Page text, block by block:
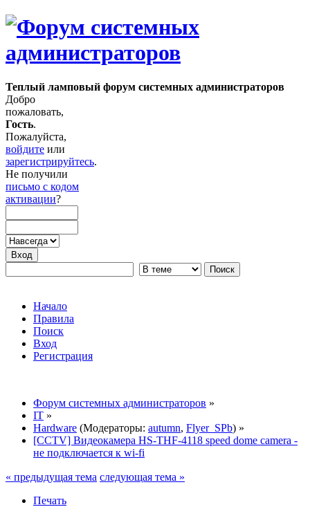
Теплый ламповый форум системных администраторов
Добро
пожаловать,
Гость.
Пожалуйста,
войдите или
зарегистрируйтесь.
Не получили
письмо с кодом
активации?
Начало
Правила
Поиск
Вход
Регистрация
Форум системных администраторов »
IT »
Hardware (Модераторы: autumn, Flyer_SPb) »
[CCTV] Видеокамера HS-THF-4118 speed dome camera -
не подключается к wi-fi
« предыдущая тема следующая тема »
Печать